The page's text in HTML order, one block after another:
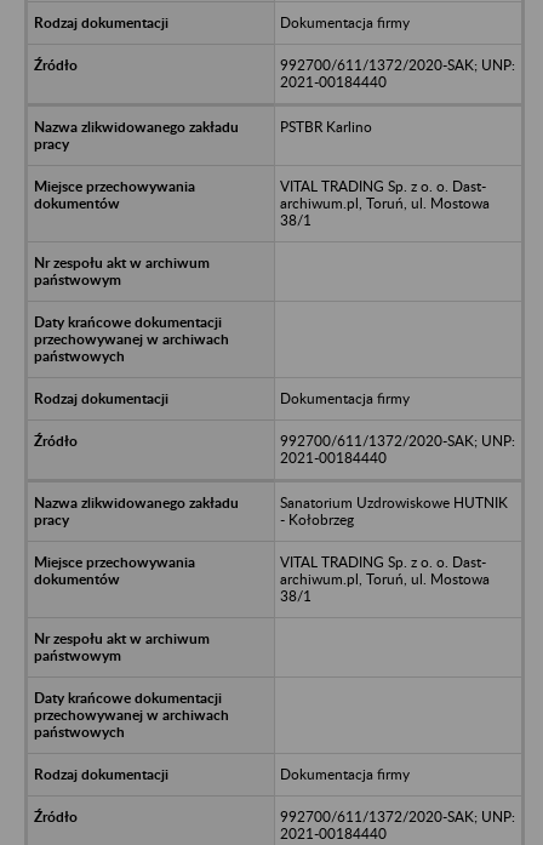
Dokumentacja firmy
992700/611/1372/2020-SAK; UNP:
2021-00184440
PSTBR Karlino
VITAL TRADING Sp. z o. o. Dast-
archiwum.pl, Toruń, ul. Mostowa
38/1
Dokumentacja firmy
992700/611/1372/2020-SAK; UNP:
2021-00184440
Sanatorium Uzdrowiskowe HUTNIK
- Kołobrzeg
VITAL TRADING Sp. z o. o. Dast-
archiwum.pl, Toruń, ul. Mostowa
38/1
Dokumentacja firmy
992700/611/1372/2020-SAK; UNP:
2021-00184440